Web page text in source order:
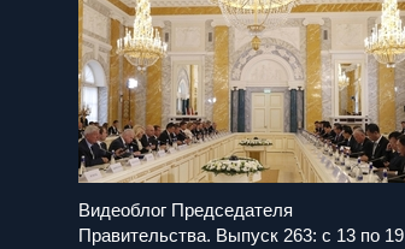
Видеоблог Председателя
Правительства. Выпуск 263: с 13 по 19